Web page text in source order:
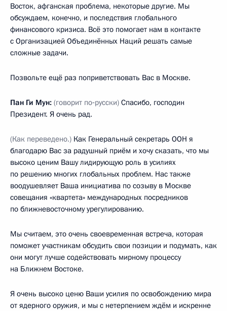
Восток, афганская проблема, некоторые другие. Мы
обсуждаем, конечно, и последствия глобального
финансового кризиса. Всё это помогает нам в контакте
с Организацией Объединённых Наций решать самые
сложные задачи.
Позвольте ещё раз поприветствовать Вас в Москве.
Пан Ги Мун: (говорит по‑русски) Спасибо, господин
Президент. Я очень рад.
(Как переведено.) Как Генеральный секретарь ООН я
благодарю Вас за радушный приём и хочу сказать, что мы
высоко ценим Вашу лидирующую роль в усилиях
по решению многих глобальных проблем. Нас также
воодушевляет Ваша инициатива по созыву в Москве
совещания «квартета» международных посредников
по ближневосточному урегулированию.
Мы считаем, это очень своевременная встреча, которая
поможет участникам обсудить свои позиции и подумать, как
они могут лучше содействовать мирному процессу
на Ближнем Востоке.
Я очень высоко ценю Ваши усилия по освобождению мира
от ядерного оружия, и мы с нетерпением ждём и искренне